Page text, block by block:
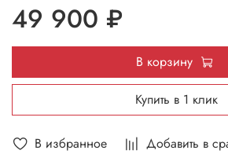
В избранное Добавить в
49 900 ₽
В корзину
Купить в 1 клик